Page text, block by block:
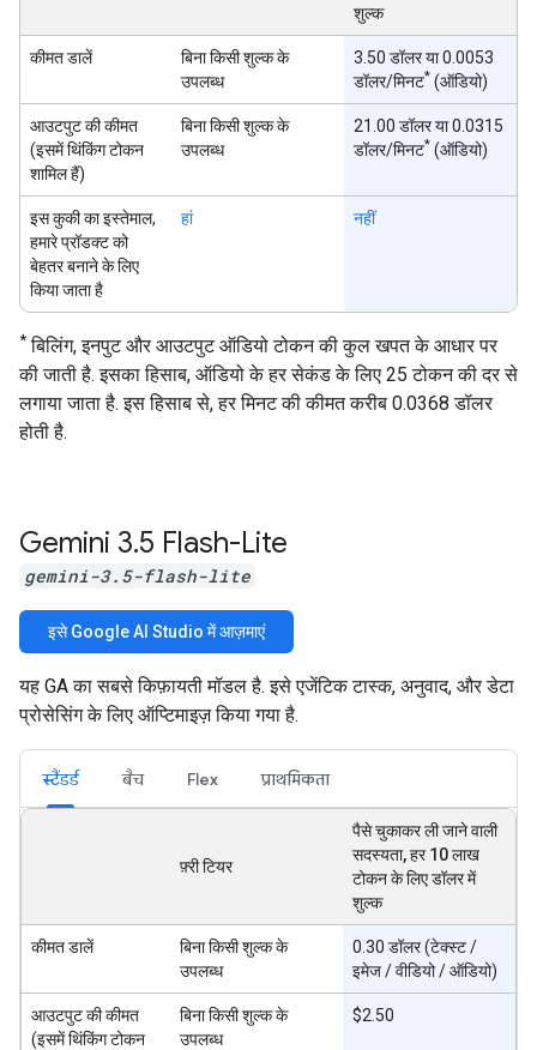
शुल्क
कीमत डालें
बिना किसी शुल्क के
उपलब्ध
3.50 डॉलर या 0.0053
डॉलर/मिनट* (ऑडियो)
आउटपुट की कीमत
(इसमें थिंकिंग टोकन
शामिल हैं)
बिना किसी शुल्क के
उपलब्ध
21.00 डॉलर या 0.0315
डॉलर/मिनट* (ऑडियो)
इस कुकी का इस्तेमाल,
हमारे प्रॉडक्ट को
बेहतर बनाने के लिए
किया जाता है
हां नहीं
* बिलिंग, इनपुट और आउटपुट ऑडियो टोकन की कुल खपत के आधार पर
की जाती है. इसका हिसाब, ऑडियो के हर सेकंड के लिए 25 टोकन की दर से
लगाया जाता है. इस हिसाब से, हर मिनट की कीमत करीब 0.0368 डॉलर
होती है.
Gemini 3.5 Flash-Lite
gemini-3.5-flash-lite
इसे Google AI Studio में आज़माएं
यह GA का सबसे किफ़ायती मॉडल है. इसे एजेंटिक टास्क, अनुवाद, और डेटा
प्रोसेसिंग के लिए ऑप्टिमाइज़ किया गया है.
स्टैंडर्ड बैच Flex प्राथमिकता
फ़्री टियर
पैसे चुकाकर ली जाने वाली
सदस्यता, हर 10 लाख
टोकन के लिए डॉलर में
शुल्क
कीमत डालें
बिना किसी शुल्क के
उपलब्ध
0.30 डॉलर (टेक्स्ट /
इमेज / वीडियो / ऑडियो)
आउटपुट की कीमत
(इसमें थिंकिंग टोकन
बिना किसी शुल्क के
उपलब्ध
$2.50